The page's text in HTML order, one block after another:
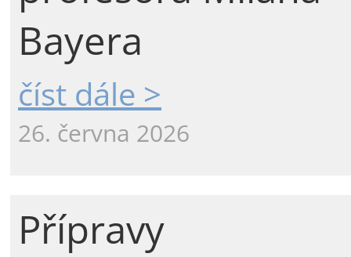
Bayera
číst dále >
26. června 2026
Přípravy